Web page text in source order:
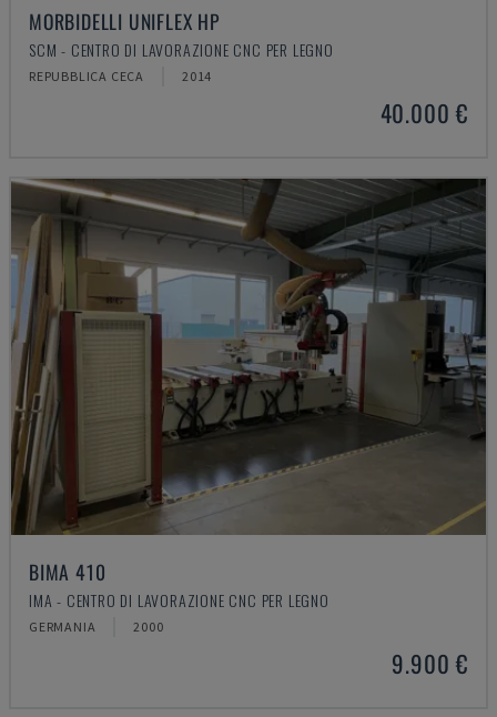
MORBIDELLI UNIFLEX HP
SCM - CENTRO DI LAVORAZIONE CNC PER LEGNO
REPUBBLICA CECA 2014
40.000 €
BIMA 410
IMA - CENTRO DI LAVORAZIONE CNC PER LEGNO
GERMANIA 2000
9.900 €